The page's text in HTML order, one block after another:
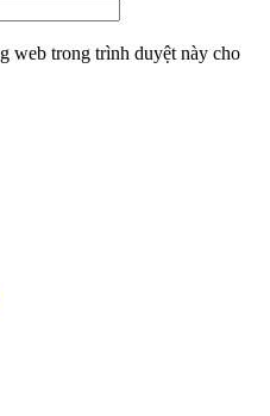
web trong trình duyệt này cho